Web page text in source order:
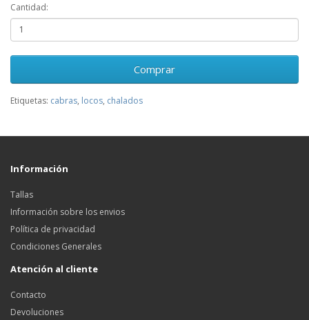
Cantidad:
Comprar
Etiquetas: cabras, locos, chalados
Información
Tallas
Información sobre los envios
Política de privacidad
Condiciones Generales
Atención al cliente
Contacto
Devoluciones